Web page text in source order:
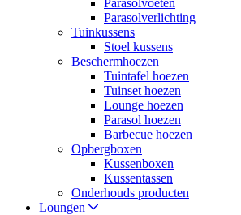
Parasolverlichting
Tuinkussens
Stoel kussens
Beschermhoezen
Tuintafel hoezen
Tuinset hoezen
Lounge hoezen
Parasol hoezen
Barbecue hoezen
Opbergboxen
Kussenboxen
Kussentassen
Onderhouds producten
Loungen